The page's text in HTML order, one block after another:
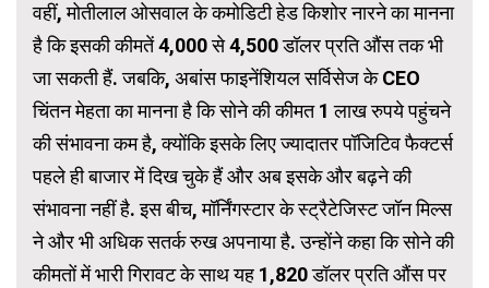
वहीं, मोतीलाल ओसवाल के कमोडिटी हेड किशोर नारने का मानना
है कि इसकी कीमतें 4,000 से 4,500 डॉलर प्रति औंस तक भी
जा सकती हैं. जबकि, अबांस फाइनेंशियल सर्विसेज के CEO
चिंतन मेहता का मानना है कि सोने की कीमत 1 लाख रुपये पहुंचने
की संभावना कम है, क्योंकि इसके लिए ज्यादातर पॉजिटिव फैक्टर्स
पहले ही बाजार में दिख चुके हैं और अब इसके और बढ़ने की
संभावना नहीं है. इस बीच, मॉर्निंगस्टार के स्ट्रैटेजिस्ट जॉन मिल्स
ने और भी अधिक सतर्क रुख अपनाया है. उन्होंने कहा कि सोने की
कीमतों में भारी गिरावट के साथ यह 1,820 डॉलर प्रति औंस पर